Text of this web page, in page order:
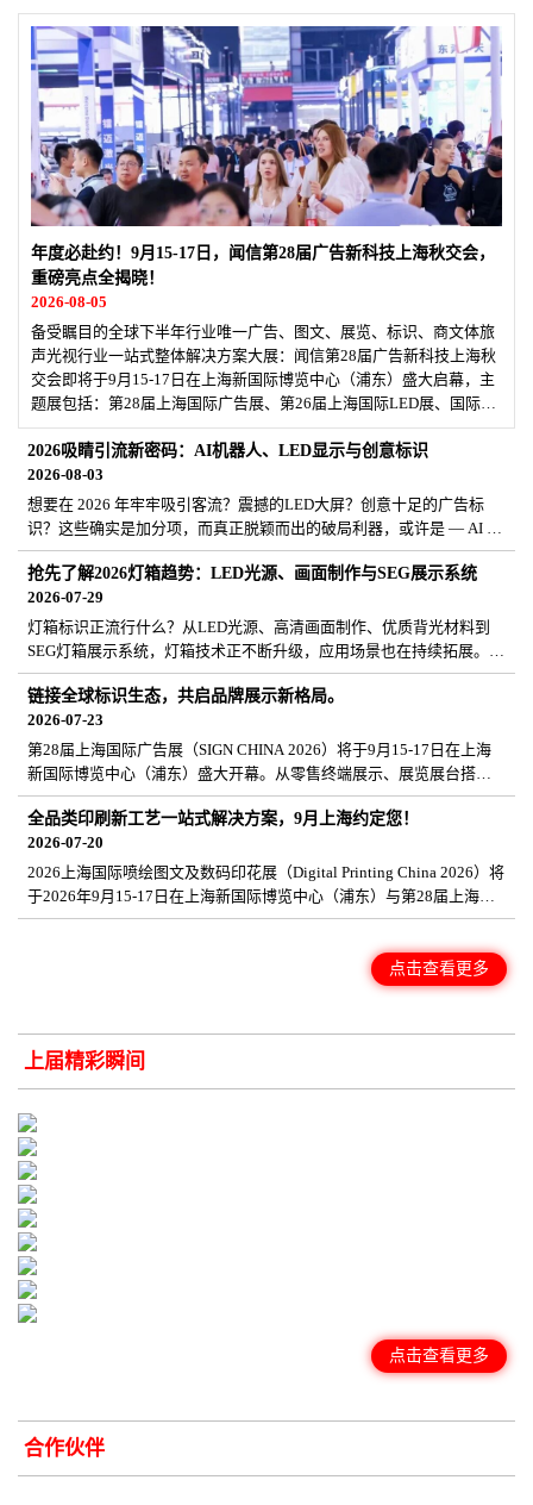
年度必赴约！9月15-17日，闻信第28届广告新科技上海秋交会，
重磅亮点全揭晓！
2026-08-05
备受瞩目的全球下半年行业唯一广告、图文、展览、标识、商文体旅
声光视行业一站式整体解决方案大展：闻信第28届广告新科技上海秋
交会即将于9月15-17日在上海新国际博览中心（浦东）盛大启幕，主
题展包括：第28届上海国际广告展、第26届上海国际LED展、国际喷
绘图文及数码印花展、国际智慧显示及数字标牌展、国际专业灯光音
响展，打造广印及LED数字标牌专业灯光音响双产业一站式采购平
台！
2026吸睛引流新密码：AI机器人、LED显示与创意标识
2026-08-03
想要在 2026 年牢牢吸引客流？震撼的LED大屏？创意十足的广告标
识？这些确实是加分项，而真正脱颖而出的破局利器，或许是 — AI 机
器人！2026年9月15–17日，闻信第28届广告新科技上海秋交会，于上
海汇聚视觉传播领域的前沿创新成果，一站式呈现行业最新趋势与技
术。当然精彩不止于展会现场！您不妨探索中国当下最热门的科技趋
势之一 — AI机器人。它们或将成为零售门店、品牌展厅及商业空间吸
引客流的下一大亮点！>立即注册领取门票
抢先了解2026灯箱趋势：LED光源、画面制作与SEG展示系统
2026-07-29
灯箱标识正流行什么？从LED光源、高清画面制作、优质背光材料到
SEG灯箱展示系统，灯箱技术正不断升级，应用场景也在持续拓展。9
月15-17日，闻信第28届广告新科技上海秋交会将在上海新国际博览中
心（浦东）开展，第28届上海国际广告展、上海国际喷绘图文及数码
印花展、第26届上海国际LED展、上海国际智慧显示及数字标牌展、
2026上海国际专业灯光音响展，五展同期举办，向全球展示最新广
告、图文、展览、标识、商文体旅声光视行业一站式整体解决方案新
科技！
链接全球标识生态，共启品牌展示新格局。
2026-07-23
第28届上海国际广告展（SIGN CHINA 2026）将于9月15-17日在上海
新国际博览中心（浦东）盛大开幕。从零售终端展示、展览展台搭
建，到户外活动及品牌推广应用，带您探索最前沿展示解决方案。本
届展会预计汇聚1,000+优质展商、3,000+中高端品牌、160+国家买
家，展品包括展示器材、广告制作设备、纺织面料、数码印花及墨水
耗材等全产业链产品，助您一站式高效采购，把握行业新商机。>立即
注册成为VIP观众
全品类印刷新工艺一站式解决方案，9月上海约定您！
2026-07-20
2026上海国际喷绘图文及数码印花展（Digital Printing China 2026）将
于2026年9月15-17日在上海新国际博览中心（浦东）与第28届上海国
际广告展（SIGN CHINA 2026）同期举办，展会汇聚广告标识、数码印
花、喷绘图文及视觉传播产业链资源，打造一站式采购与交流平台。
展会现场将集中展示 DTF、UV DTF、热升华等前沿数字印刷技术，以
及设备、耗材和创新应用解决方案，为全球买家提供高效对接优质供
点击查看更多
上届精彩瞬间
点击查看更多
合作伙伴